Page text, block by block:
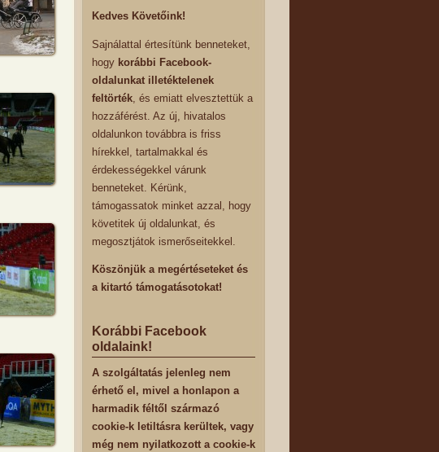
Kedves Követőink!
Sajnálattal értesítünk benneteket,
hogy korábbi Facebook-
oldalunkat illetéktelenek
feltörték, és emiatt elvesztettük a
hozzáférést. Az új, hivatalos
oldalunkon továbbra is friss
hírekkel, tartalmakkal és
érdekességekkel várunk
benneteket. Kérünk,
támogassatok minket azzal, hogy
követitek új oldalunkat, és
megosztjátok ismerőseitekkel.
Köszönjük a megértéseteket és
a kitartó támogatásotokat!
Korábbi Facebook
oldalaink!
A szolgáltatás jelenleg nem
érhető el, mivel a honlapon a
harmadik féltől származó
cookie-k letiltásra kerültek, vagy
még nem nyilatkozott a cookie-k